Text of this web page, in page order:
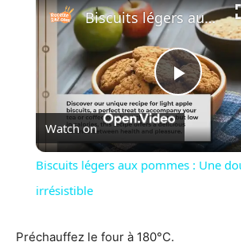
Play
Video
Biscuits légers aux pommes : Une douceur légère et irrésistible
Watch on
Biscuits légers aux pommes : Une
irrésistible
Préchauffez le four à 180°C.